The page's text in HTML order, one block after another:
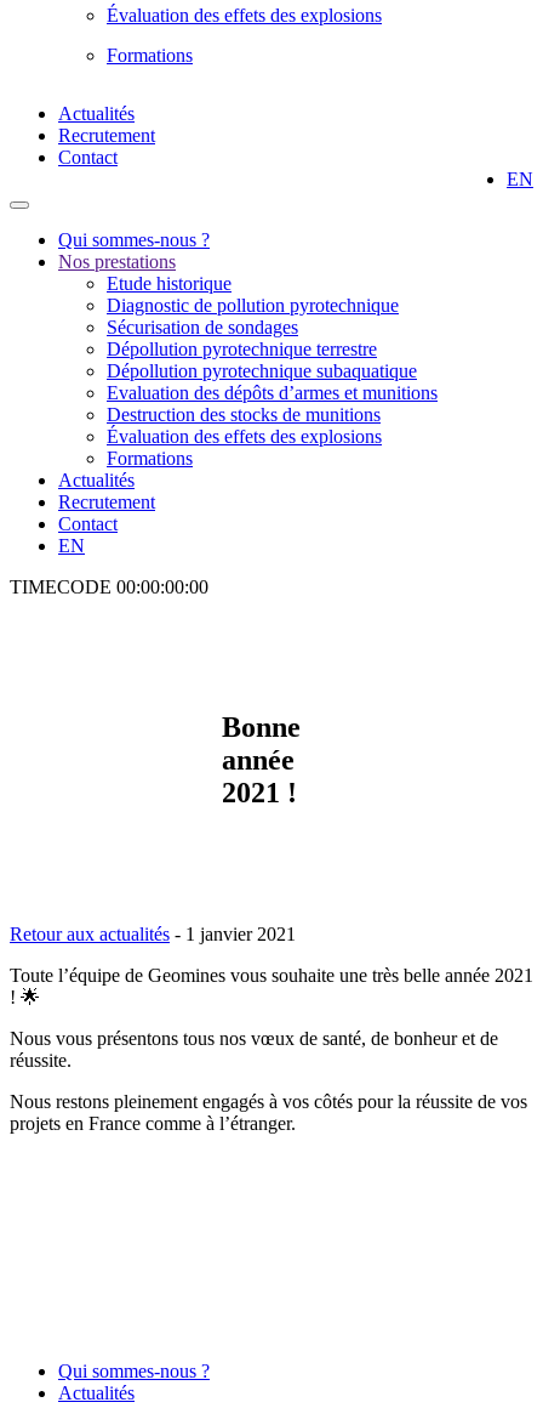
Évaluation des effets des explosions
Formations
Actualités
Recrutement
Contact
EN
Qui sommes-nous ?
Nos prestations
Etude historique
Diagnostic de pollution pyrotechnique
Sécurisation de sondages
Dépollution pyrotechnique terrestre
Dépollution pyrotechnique subaquatique
Evaluation des dépôts d’armes et munitions
Destruction des stocks de munitions
Évaluation des effets des explosions
Formations
Actualités
Recrutement
Contact
EN
TIMECODE 00:00:00:00
Bonne
année
2021 !
Retour aux actualités - 1 janvier 2021
Toute l’équipe de Geomines vous souhaite une très belle année 2021
! 🌟
Nous vous présentons tous nos vœux de santé, de bonheur et de
réussite.
Nous restons pleinement engagés à vos côtés pour la réussite de vos
projets en France comme à l’étranger.
Qui sommes-nous ?
Actualités